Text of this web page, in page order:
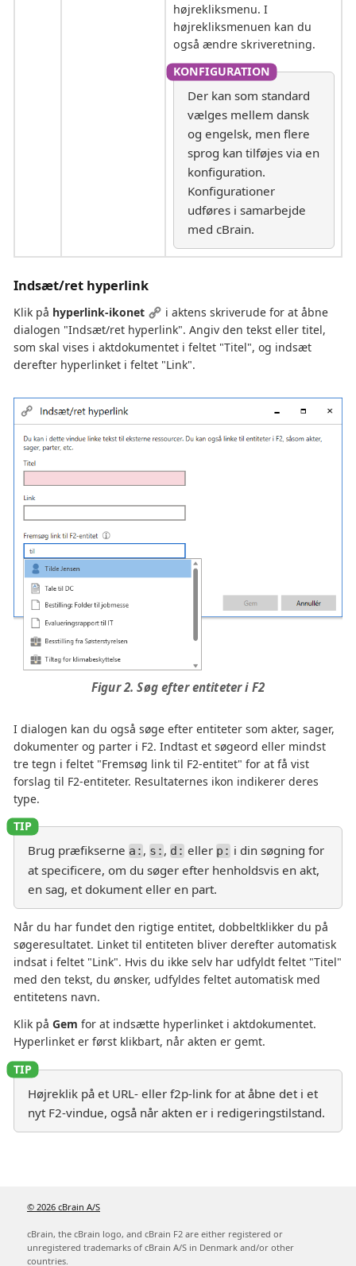
højrekliksmenu. I
højrekliksmenuen kan du
også ændre skriveretning.
Der kan som standard
vælges mellem dansk
og engelsk, men flere
sprog kan tilføjes via en
konfiguration.
Konfigurationer
udføres i samarbejde
med cBrain.
Indsæt/ret hyperlink
Klik på hyperlink-ikonet
i aktens skriverude for at åbne
dialogen "Indsæt/ret hyperlink". Angiv den tekst eller titel,
som skal vises i aktdokumentet i feltet "Titel", og indsæt
derefter hyperlinket i feltet "Link".
Figur 2. Søg efter entiteter i F2
I dialogen kan du også søge efter entiteter som akter, sager,
dokumenter og parter i F2. Indtast et søgeord eller mindst
tre tegn i feltet "Fremsøg link til F2-entitet" for at få vist
forslag til F2-entiteter. Resultaternes ikon indikerer deres
type.
Brug præfikserne a: , s: , d: eller p: i din søgning for
at specificere, om du søger efter henholdsvis en akt,
en sag, et dokument eller en part.
Når du har fundet den rigtige entitet, dobbeltklikker du på
søgeresultatet. Linket til entiteten bliver derefter automatisk
indsat i feltet "Link". Hvis du ikke selv har udfyldt feltet "Titel"
med den tekst, du ønsker, udfyldes feltet automatisk med
entitetens navn.
Klik på Gem for at indsætte hyperlinket i aktdokumentet.
Hyperlinket er først klikbart, når akten er gemt.
Højreklik på et URL- eller f2p-link for at åbne det i et
nyt F2-vindue, også når akten er i redigeringstilstand.
© 2026 cBrain A/S
cBrain, the cBrain logo, and cBrain F2 are either registered or
unregistered trademarks of cBrain A/S in Denmark and/or other
countries.